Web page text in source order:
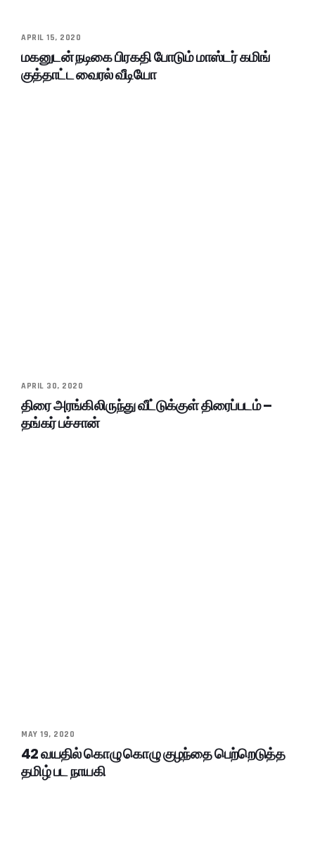
APRIL 15, 2020
மகனுடன் நடிகை பிரகதி போடும் மாஸ்டர் கமிங்
குத்தாட்ட வைரல் வீடியோ
APRIL 30, 2020
திரை அரங்கிலிருந்து வீட்டுக்குள் திரைப்படம் –
தங்கர் பச்சான்
MAY 19, 2020
42 வயதில் கொழு கொழு குழந்தை பெற்றெடுத்த
தமிழ் பட நாயகி